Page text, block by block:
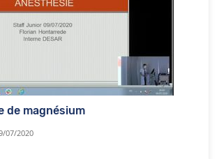
de magnésium
07/2020